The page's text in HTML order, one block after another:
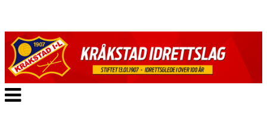
Veksle
navigasjon